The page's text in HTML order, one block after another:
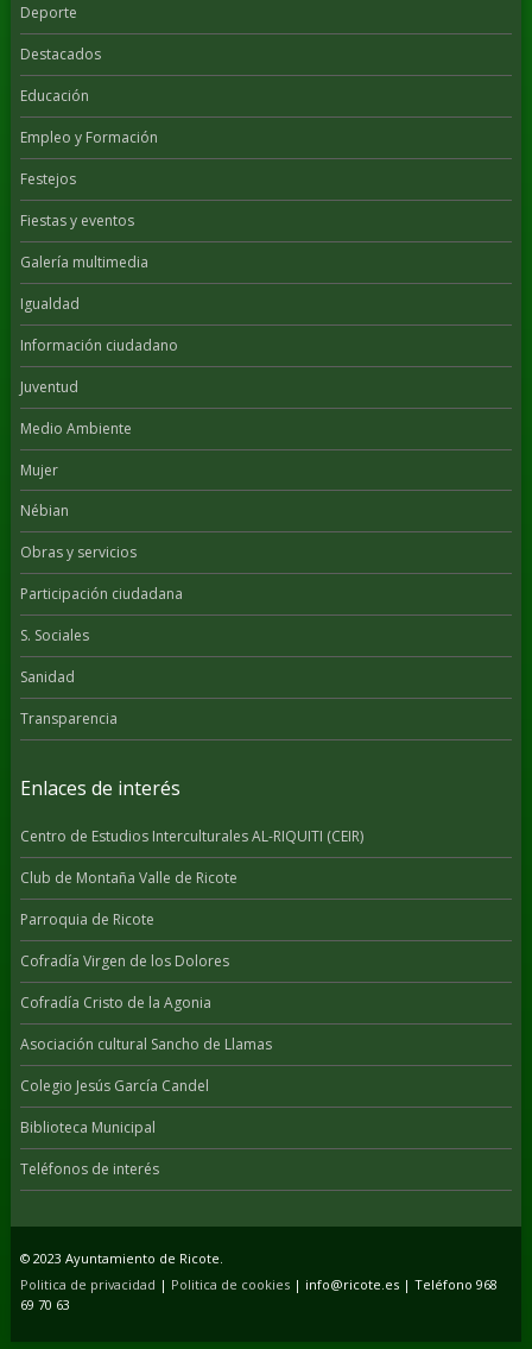
Deporte
Destacados
Educación
Empleo y Formación
Festejos
Fiestas y eventos
Galería multimedia
Igualdad
Información ciudadano
Juventud
Medio Ambiente
Mujer
Nébian
Obras y servicios
Participación ciudadana
S. Sociales
Sanidad
Transparencia
Enlaces de interés
Centro de Estudios Interculturales AL-RIQUITI (CEIR)
Club de Montaña Valle de Ricote
Parroquia de Ricote
Cofradía Virgen de los Dolores
Cofradía Cristo de la Agonia
Asociación cultural Sancho de Llamas
Colegio Jesús García Candel
Biblioteca Municipal
Teléfonos de interés
© 2023 Ayuntamiento de Ricote.
Politica de privacidad | Politica de cookies| info@ricote.es | Teléfono 968
69 70 63